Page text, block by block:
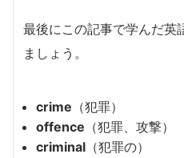
最後にこの記事で学んだ英
ましょう。
crime （犯罪）
offence （犯罪、攻撃）
criminal （犯罪の）